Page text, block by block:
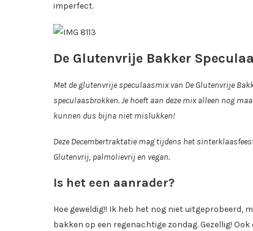
imperfect.
De Glutenvrije Bakker
Met de glutenvrije speculaasmix van De Glutenvrije
speculaasbrokken. Je hoeft aan deze mix alleen nog
kunnen dus bijna niet mislukken!
Deze Decembertraktatie mag tijdens het
Glutenvrij, palmolievrij en vegan.
Is het een aanrader?
Hoe geweldig!! Ik heb het nog niet uitgeprobeerd,
bakken op een regenachtige zondag. Gezellig!